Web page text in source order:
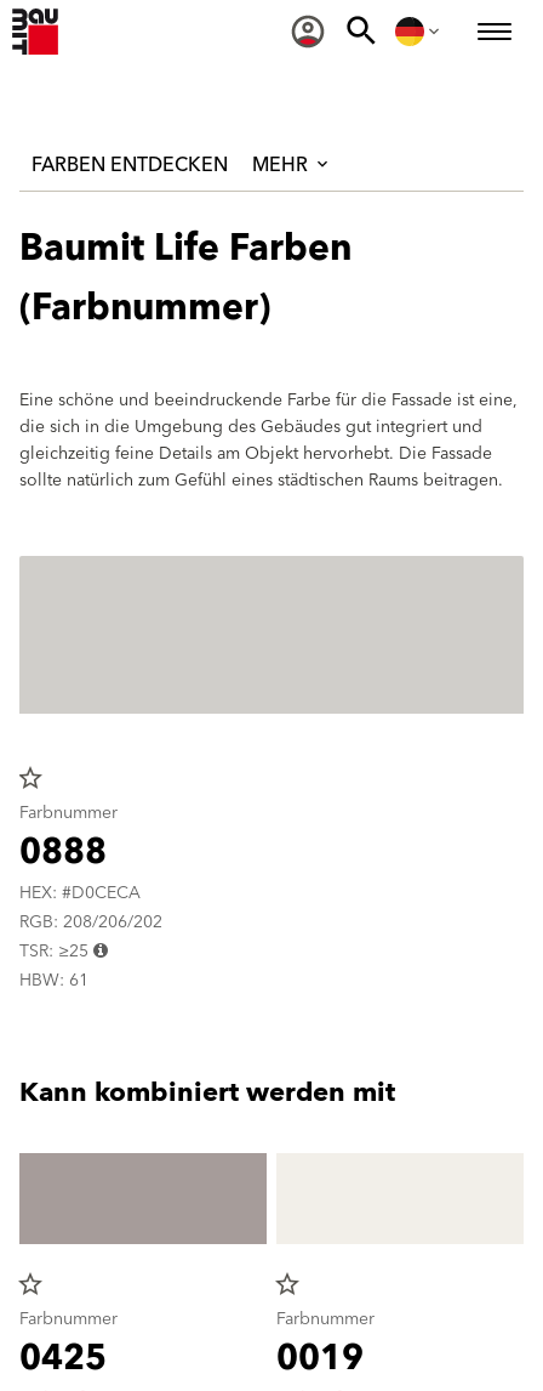
FARBEN ENTDECKEN MEHR
Baumit Life Farben
(Farbnummer)
Eine schöne und beeindruckende Farbe für die Fassade ist eine,
die sich in die Umgebung des Gebäudes gut integriert und
gleichzeitig feine Details am Objekt hervorhebt. Die Fassade
sollte natürlich zum Gefühl eines städtischen Raums beitragen.
star_border
Farbnummer
0888
HEX: #D0CECA
RGB: 208/206/202
TSR: ≥25
HBW: 61
Kann kombiniert werden mit
star_border
Farbnummer
0425
star_border
Farbnummer
0019